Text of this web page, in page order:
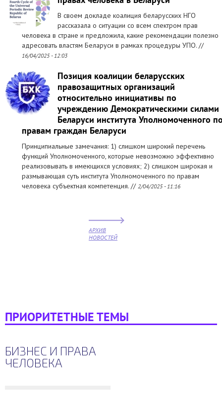
В своем докладе коалиция беларусских НГО
рассказала о ситуации со всем спектром прав
человека в стране и предложила, какие рекомендации полезно
адресовать властям Беларуси в рамках процедуры УПО. //
16/04/2025 - 12:03
Позиция коалиции беларусских
правозащитных организаций
относительно инициативы по
учреждению Демократическими силами
Беларуси института Уполномоченного
правам граждан Беларуси
Принципиальные замечания: 1) слишком широкий перечень
функций Уполномоченного, которые невозможно эффективно
реализовывать в имеющихся условиях; 2) слишком широкая и
размывающая суть института Уполномоченного по правам
человека субъектная компетенция. // 2/04/2025 - 11:16
АРХИВ
НОВОСТЕЙ
ПРИОРИТЕТНЫЕ ТЕМЫ
БИЗНЕС И ПРАВА
ЧЕЛОВЕКА